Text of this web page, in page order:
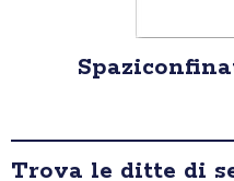
Trova le ditte di